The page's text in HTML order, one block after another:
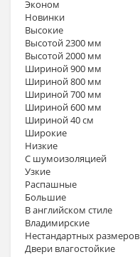
Эконом
Новинки
Высокие
Высотой 2300 мм
Высотой 2000 мм
Шириной 900 мм
Шириной 800 мм
Шириной 700 мм
Шириной 600 мм
Шириной 40 см
Широкие
Низкие
С шумоизоляцией
Узкие
Распашные
Большие
В английском стиле
Владимирские
Нестандартных размеров
Двери влагостойкие